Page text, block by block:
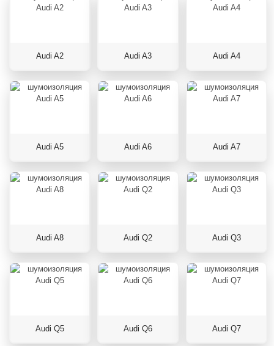
Audi A2 Audi A3 Audi A4
Audi A5 Audi A6 Audi A7
Audi A8 Audi Q2 Audi Q3
Audi Q5 Audi Q6 Audi Q7